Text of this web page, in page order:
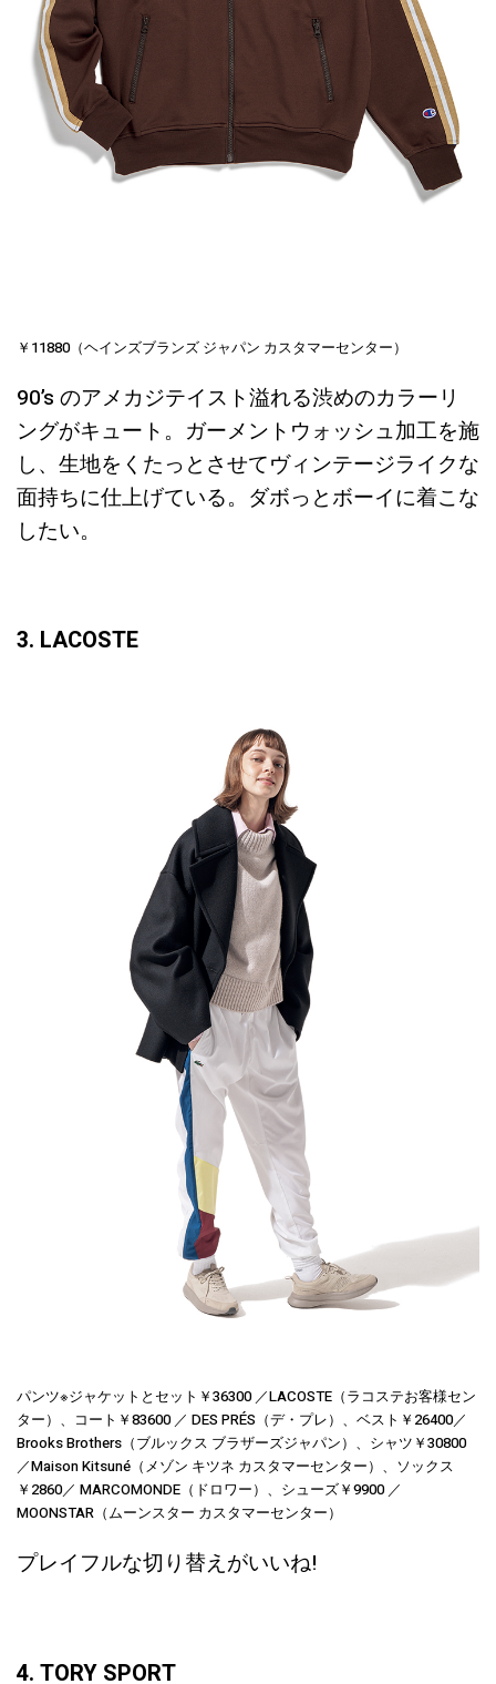
￥11880（ヘインズブランズ ジャパン カスタマーセンター）
90’s のアメカジテイスト溢れる渋めのカラーリ
ングがキュート。ガーメントウォッシュ加工を施
し、生地をくたっとさせてヴィンテージライクな
面持ちに仕上げている。ダボっとボーイに着こな
したい。
3. LACOSTE
パンツ※ジャケットとセット￥36300 ／LACOSTE（ラコステお客様セン
ター）、コート￥83600 ／ DES PRÉS（デ・プレ）、ベスト￥26400／
Brooks Brothers（ブルックス ブラザーズジャパン）、シャツ￥30800
／Maison Kitsuné（メゾン キツネ カスタマーセンター）、ソックス
￥2860／ MARCOMONDE（ドロワー）、シューズ￥9900 ／
MOONSTAR（ムーンスター カスタマーセンター）
プレイフルな切り替えがいいね!
4. TORY SPORT